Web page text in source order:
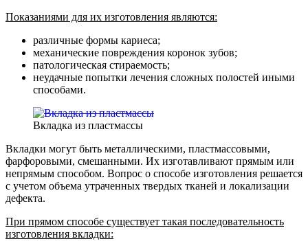
Показаниями для их изготовления являются:
различные формы кариеса;
механические повреждения коронок зубов;
патологическая стираемость;
неудачные попытки лечения сложных полостей иными
способами.
Вкладка из пластмассы
Вкладки могут быть металлическими, пластмассовыми,
фарфоровыми, смешанными. Их изготавливают прямым или
непрямым способом. Вопрос о способе изготовления решается
с учетом объема утраченных твердых тканей и локализации
дефекта.
При прямом способе существует такая последовательность
изготовления вкладки: